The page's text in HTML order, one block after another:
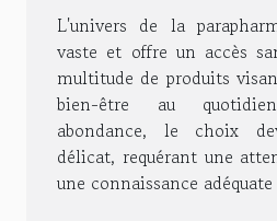
L'univers de la
vaste et offre un accès
multitude de produits
bien-être au
abondance, le choix
délicat, requérant une
une connaissance adéquate